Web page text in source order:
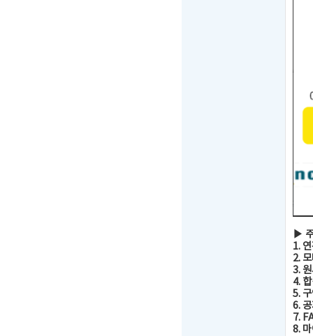
▶
1.
2.
3.
4.
5.
6.
7.
8.